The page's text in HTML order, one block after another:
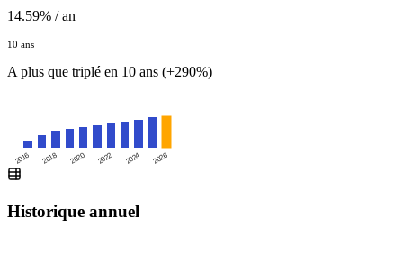
14.59% / an
10 ans
A plus que triplé en 10 ans (+290%)
2016 2018 2020 2022 2024 2026
Historique annuel